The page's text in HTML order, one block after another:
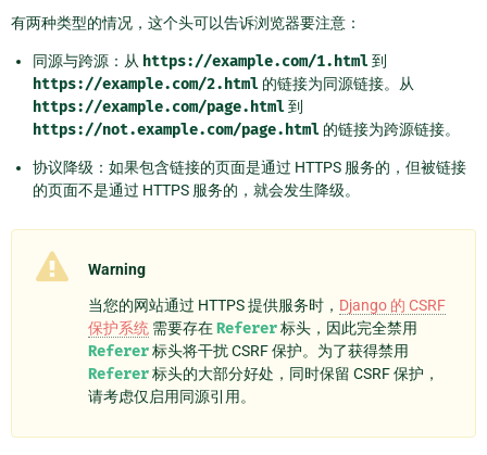
有两种类型的情况，这个头可以告诉浏览器要注意：
同源与跨源：从 https://example.com/1.html到
https://example.com/2.html 的链接为同源链接。从
https://example.com/page.html到
https://not.example.com/page.html 的链接为跨源链接。
协议降级：如果包含链接的页面是通过 HTTPS 服务的，但被链接
的页面不是通过 HTTPS 服务的，就会发生降级。
Warning
当您的网站通过 HTTPS 提供服务时， Django 的 CSRF
保护系统 需要存在Referer标头，因此完全禁用
Referer标头将干扰 CSRF 保护。为了获得禁用
Referer标头的大部分好处，同时保留 CSRF 保护，
请考虑仅启用同源引用。